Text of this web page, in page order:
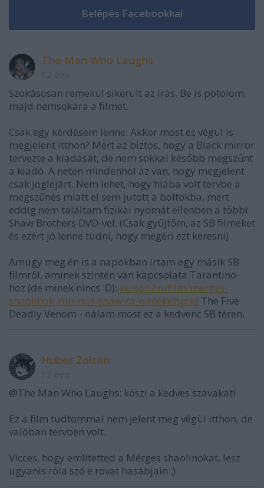
The Man Who Laughs
Szokásosan remekül sikerült az írás. Be is potolom
majd nemsokára a filmet.
Csak egy kérdésem lenne: Akkor most ez végül is
megjelent itthon? Mert az biztos, hogy a Black mirror
tervezte a kiadását, de nem sokkal később megszűnt
a kiadó. A neten mindenhol az van, hogy megjelent
csak joglejárt. Nem lehet, hogy hiába volt tervbe a
megszűnés miatt el sem jutott a boltokba, mert
eddig nem találtam fizikai nyomát ellenben a többi
Shaw Brothers DVD-vel. (Csak gyűjtőm, az SB filmeket
és ezért jó lenne tudni, hogy megéri ezt keresni).
Amúgy meg én is a napokban írtam egy másik SB
filmről, aminek szintén van kapcsolata Tarantino-
hoz (de minek nincs :D): kulton.hu/film/merges-
shaolinok-run-run-shaw-ra-emlekezunk/ The Five
Deadly Venom - nálam most ez a kedvenc SB téren.
Huber Zoltán
@The Man Who Laughs: köszi a kedves szavakat!
Ez a film tudtommal nem jelent meg végül itthon, de
valóban tervben volt.
Vicces, hogy említetted a Mérges shaolinokat, lesz
ugyanis róla szó e rovat hasábjain :)